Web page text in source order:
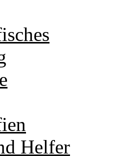
Helfer